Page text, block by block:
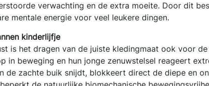
verwachting en de extra moeite. Door dit
mentale energie voor veel leukere dingen.
kinderlijfje
is het dragen van de juiste kledingmaat ook voor
in beweging en hun jonge zenuwstelsel reageert
de zachte buik snijdt, blokkeert direct de diepe en